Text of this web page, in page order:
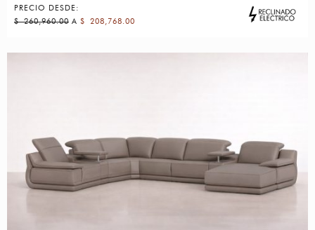
PRECIO DESDE:
$260,960.00 A $ 208,768.00